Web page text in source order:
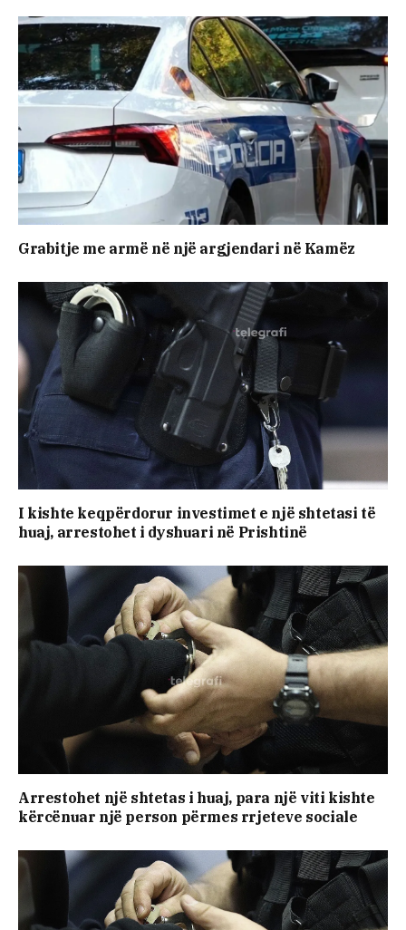
Grabitje me armë në një argjendari në Kamëz
I kishte keqpërdorur investimet e një shtetasi të
huaj, arrestohet i dyshuari në Prishtinë
Arrestohet një shtetas i huaj, para një viti kishte
kërcënuar një person përmes rrjeteve sociale